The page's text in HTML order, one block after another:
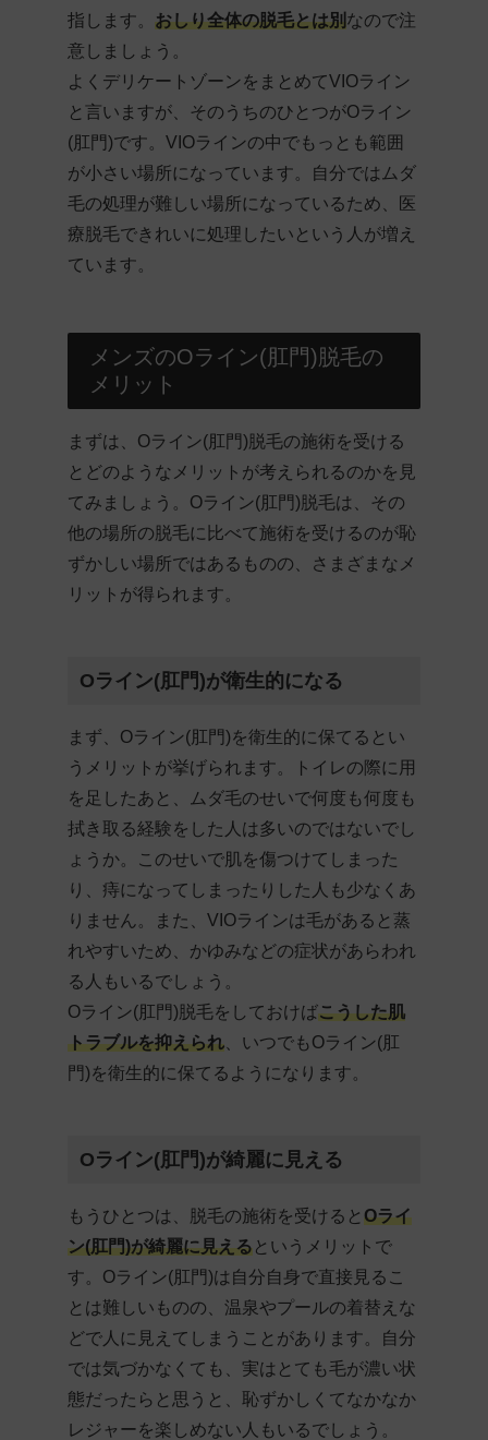
指します。おしり全体の脱毛とは別 なので注
意しましょう。
よくデリケートゾーンをまとめてVIOライン
と言いますが、そのうちのひとつがOライン
(肛門)です。VIOラインの中でもっとも範囲
が小さい場所になっています。自分ではムダ
毛の処理が難しい場所になっているため、医
療脱毛できれいに処理したいという人が増え
ています。
メンズのOライン(肛門)脱毛の
メリット
まずは、Oライン(肛門)脱毛の施術を受ける
とどのようなメリットが考えられるのかを見
てみましょう。Oライン(肛門)脱毛は、その
他の場所の脱毛に比べて施術を受けるのが恥
ずかしい場所ではあるものの、さまざまなメ
リットが得られます。
Oライン(肛門)が衛生的になる
まず、Oライン(肛門)を衛生的に保てるとい
うメリットが挙げられます。トイレの際に用
を足したあと、ムダ毛のせいで何度も何度も
拭き取る経験をした人は多いのではないでし
ょうか。このせいで肌を傷つけてしまった
り、痔になってしまったりした人も少なくあ
りません。また、VIOラインは毛があると蒸
れやすいため、かゆみなどの症状があらわれ
る人もいるでしょう。
Oライン(肛門)脱毛をしておけばこうした肌
トラブルを抑えられ 、いつでもOライン(肛
門)を衛生的に保てるようになります。
Oライン(肛門)が綺麗に見える
もうひとつは、脱毛の施術を受けるとOライ
ン(肛門)が綺麗に見えるというメリットで
す。Oライン(肛門)は自分自身で直接見るこ
とは難しいものの、温泉やプールの着替えな
どで人に見えてしまうことがあります。自分
では気づかなくても、実はとても毛が濃い状
態だったらと思うと、恥ずかしくてなかなか
レジャーを楽しめない人もいるでしょう。